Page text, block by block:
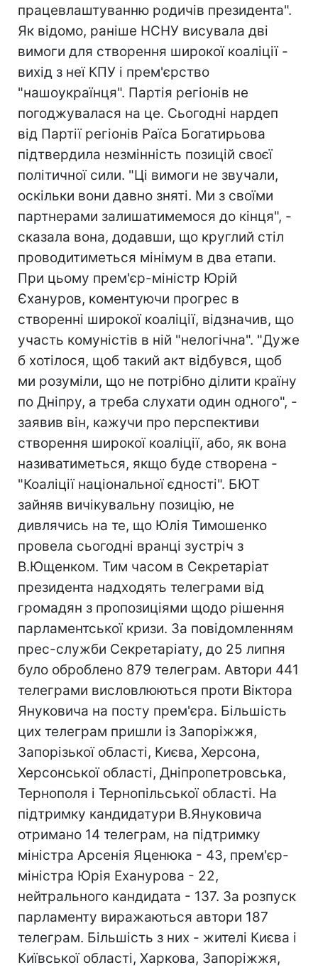
працевлаштуванню родичів президента".
Як відомо, раніше НСНУ висувала дві
вимоги для створення широкої коаліції -
вихід з неї КПУ і прем'єрство
"нашоукраїнця". Партія регіонів не
погоджувалася на це. Сьогодні нардеп
від Партії регіонів Раїса Богатирьова
підтвердила незмінність позицій своєї
політичної сили. "Ці вимоги не звучали,
оскільки вони давно зняті. Ми з своїми
партнерами залишатимемося до кінця", -
сказала вона, додавши, що круглий стіл
проводитиметься мінімум в два етапи.
При цьому прем'єр-міністр Юрій
Єхануров, коментуючи прогрес в
створенні широкої коаліції, відзначив, що
участь комуністів в ній "нелогічна". "Дуже
б хотілося, щоб такий акт відбувся, щоб
ми розуміли, що не потрібно ділити країну
по Дніпру, а треба слухати один одного", -
заявив він, кажучи про перспективи
створення широкої коаліції, або, як вона
називатиметься, якщо буде створена -
"Коаліції національної єдності". БЮТ
зайняв вичікувальну позицію, не
дивлячись на те, що Юлія Тимошенко
провела сьогодні вранці зустріч з
В.Ющенком. Тим часом в Секретаріат
президента надходять телеграми від
громадян з пропозиціями щодо рішення
парламентської кризи. За повідомленням
прес-служби Секретаріату, до 25 липня
було оброблено 879 телеграм. Автори 441
телеграми висловлюються проти Віктора
Януковича на посту прем'єра. Більшість
цих телеграм пришли із Запоріжжя,
Запорізької області, Києва, Херсона,
Херсонської області, Дніпропетровська,
Тернополя і Тернопільської області. На
підтримку кандидатури В.Януковича
отримано 14 телеграм, на підтримку
міністра Арсенія Яценюка - 43, прем'єр-
міністра Юрія Еханурова - 22,
нейтрального кандидата - 137. За розпуск
парламенту виражаються автори 187
телеграм. Більшість з них - жителі Києва і
Київської області, Харкова, Запоріжжя,